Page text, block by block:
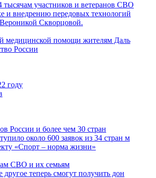
участников и ветеранов СВО
и внедрению передовых технологий
Скворцовой.
медицинской помощи жителям Даль
России
году
России и более чем 30 стран
около 600 заявок из 34 стран м
«Спорт – норма жизни»
СВО и их семьям
теперь смогут получить дон